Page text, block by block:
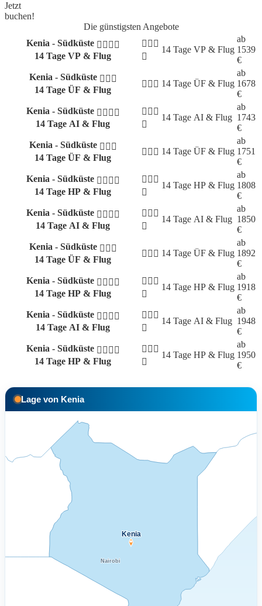
Jetzt
buchen!
Die günstigsten Angebote
Kenia - Südküste
14 Tage VP & Flug
14 Tage VP & Flug
ab
1539
€
Kenia - Südküste
14 Tage ÜF & Flug
14 Tage ÜF & Flug
ab
1678
€
Kenia - Südküste
14 Tage AI & Flug
14 Tage AI & Flug
ab
1743
€
Kenia - Südküste
14 Tage ÜF & Flug
14 Tage ÜF & Flug
ab
1751
€
Kenia - Südküste
14 Tage HP & Flug
14 Tage HP & Flug
ab
1808
€
Kenia - Südküste
14 Tage AI & Flug
14 Tage AI & Flug
ab
1850
€
Kenia - Südküste
14 Tage ÜF & Flug
14 Tage ÜF & Flug
ab
1892
€
Kenia - Südküste
14 Tage HP & Flug
14 Tage HP & Flug
ab
1918
€
Kenia - Südküste
14 Tage AI & Flug
14 Tage AI & Flug
ab
1948
€
Kenia - Südküste
14 Tage HP & Flug
14 Tage HP & Flug
ab
1950
€
Lage von Kenia
Nairobi
Kenia